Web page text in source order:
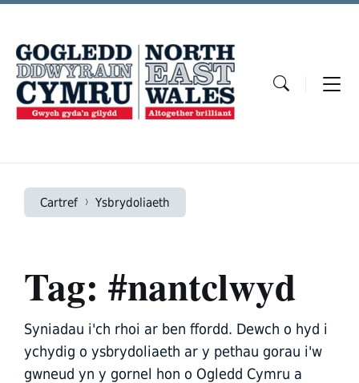
Skip
Skip
navigation
Skip
Cartref Ysbrydoliaeth
Tag: #nantclwyd
Syniadau i'ch rhoi ar ben ffordd. Dewch o hyd i
ychydig o ysbrydoliaeth ar y pethau gorau i'w
gwneud yn y gornel hon o Ogledd Cymru a